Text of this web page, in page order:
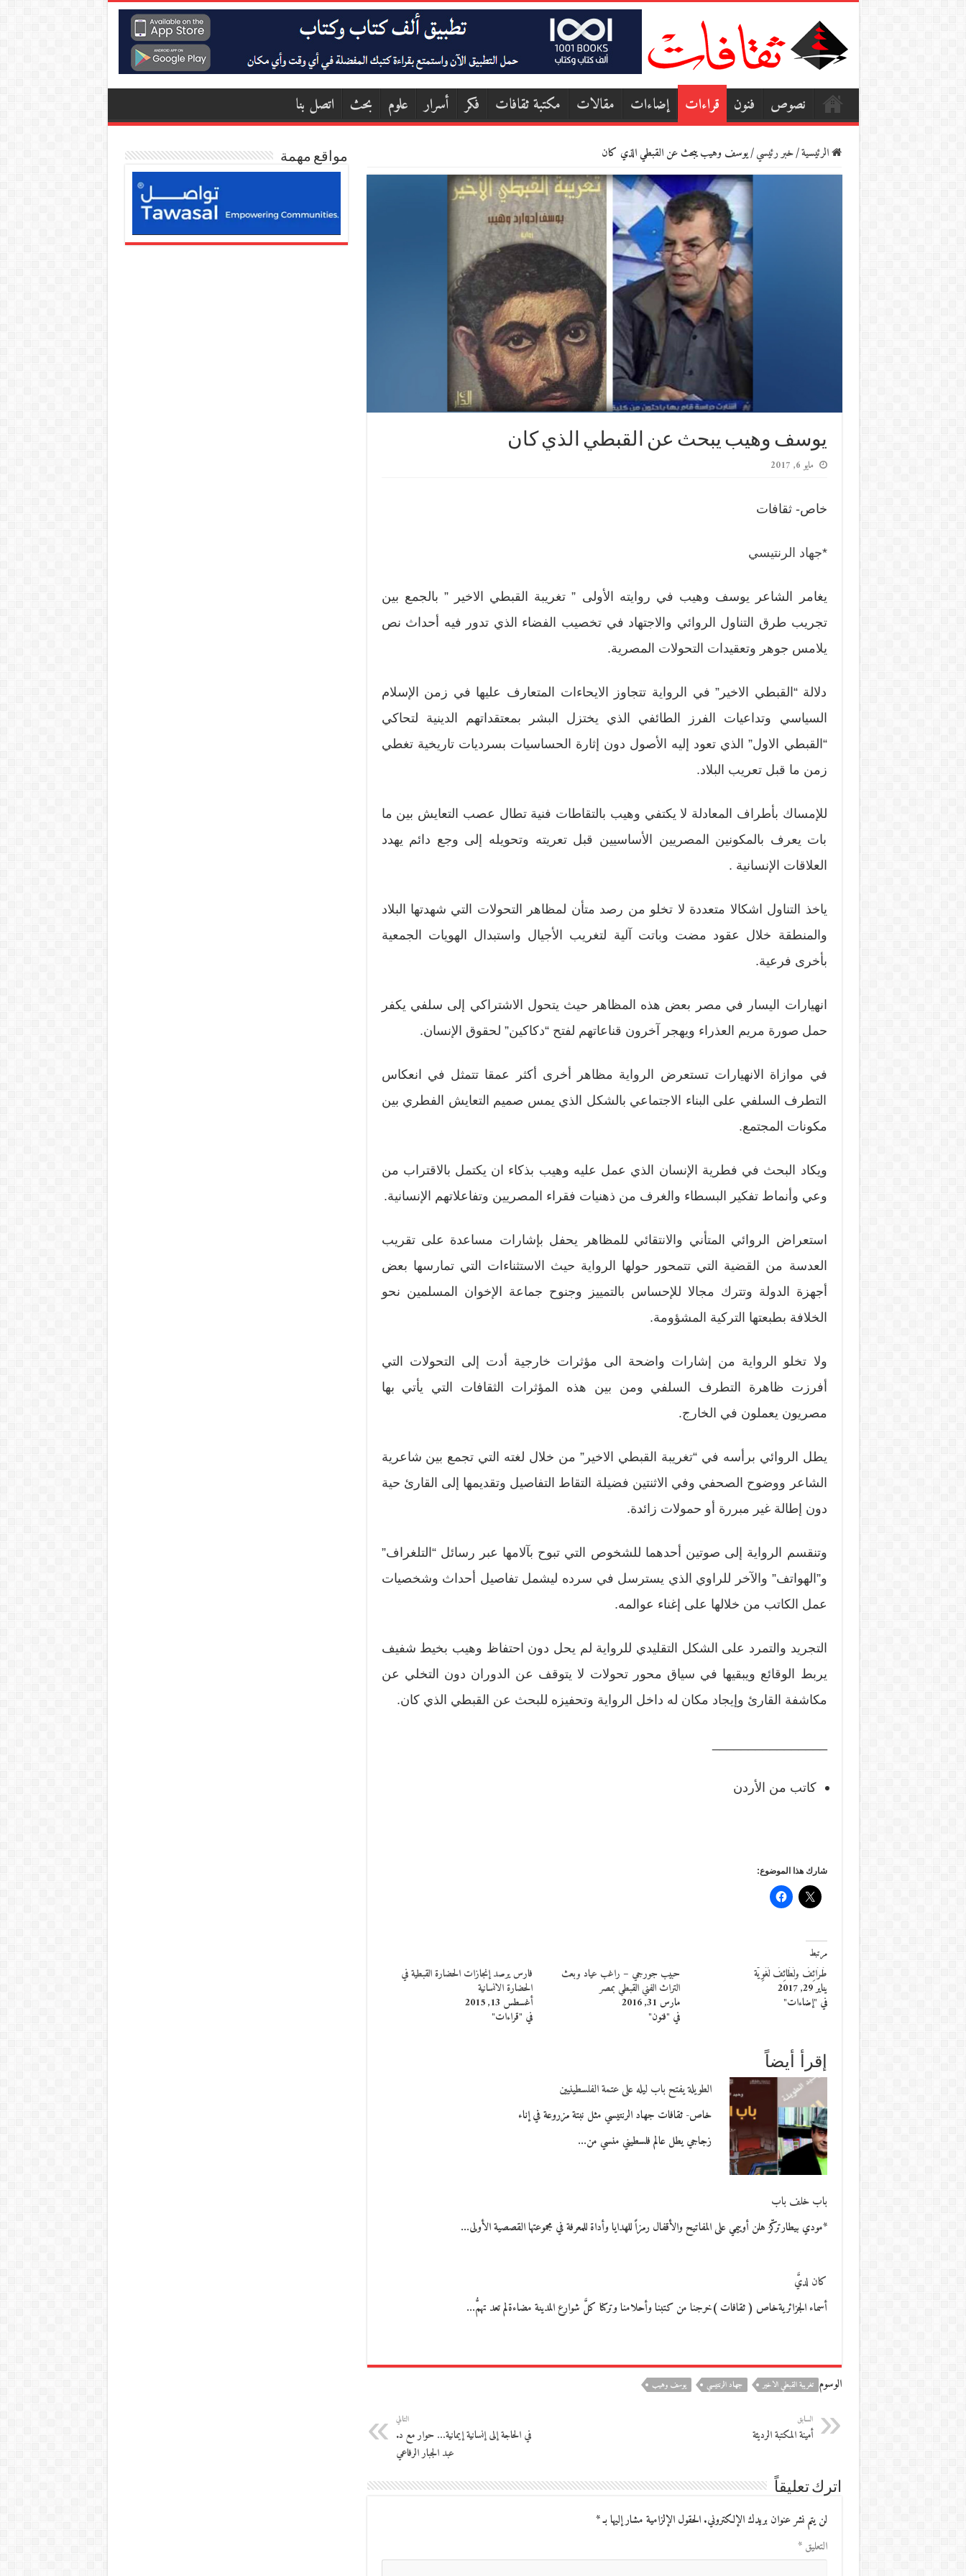
نصوص فنون قراءات إضاءات مقالات مكتبة ثقافات فكر أسرار علوم بحث اتصل بنا
الرئيسية/خبر رئيسي/يوسف وهيب يبحث عن القبطي الذي كان
يوسف وهيب يبحث عن القبطي الذي كان
مايو 6, 2017
خاص- ثقافات
*جهاد الرنتيسي
يغامر الشاعر يوسف وهيب في روايته الأولى ” تغريبة القبطي الاخير ” بالجمع بين
تجريب طرق التناول الروائي والاجتهاد في تخصيب الفضاء الذي تدور فيه أحداث نص
يلامس جوهر وتعقيدات التحولات المصرية.
دلالة “القبطي الاخير” في الرواية تتجاوز الايحاءات المتعارف عليها في زمن الإسلام
السياسي وتداعيات الفرز الطائفي الذي يختزل البشر بمعتقداتهم الدينية لتحاكي
“القبطي الاول” الذي تعود إليه الأصول دون إثارة الحساسيات بسرديات تاريخية تغطي
زمن ما قبل تعريب البلاد.
للإمساك بأطراف المعادلة لا يكتفي وهيب بالتقاطات فنية تطال عصب التعايش بين ما
بات يعرف بالمكونين المصريين الأساسيين قبل تعريته وتحويله إلى وجع دائم يهدد
العلاقات الإنسانية .
ياخذ التناول اشكالا متعددة لا تخلو من رصد متأن لمظاهر التحولات التي شهدتها البلاد
والمنطقة خلال عقود مضت وباتت آلية لتغريب الأجيال واستبدال الهويات الجمعية
بأخرى فرعية.
انهيارات اليسار في مصر بعض هذه المظاهر حيث يتحول الاشتراكي إلى سلفي يكفر
حمل صورة مريم العذراء ويهجر آخرون قناعاتهم لفتح “دكاكين” لحقوق الإنسان.
في موازاة الانهيارات تستعرض الرواية مظاهر أخرى أكثر عمقا تتمثل في انعكاس
التطرف السلفي على البناء الاجتماعي بالشكل الذي يمس صميم التعايش الفطري بين
مكونات المجتمع.
ويكاد البحث في فطرية الإنسان الذي عمل عليه وهيب بذكاء ان يكتمل بالاقتراب من
وعي وأنماط تفكير البسطاء والغرف من ذهنيات فقراء المصريين وتفاعلاتهم الإنسانية.
استعراض الروائي المتأني والانتقائي للمظاهر يحفل بإشارات مساعدة على تقريب
العدسة من القضية التي تتمحور حولها الرواية حيث الاستثناءات التي تمارسها بعض
أجهزة الدولة وتترك مجالا للإحساس بالتمييز وجنوح جماعة الإخوان المسلمين نحو
الخلافة بطبعتها التركية المشؤومة.
ولا تخلو الرواية من إشارات واضحة الى مؤثرات خارجية أدت إلى التحولات التي
أفرزت ظاهرة التطرف السلفي ومن بين هذه المؤثرات الثقافات التي يأتي بها
مصريون يعملون في الخارج.
يطل الروائي برأسه في “تغريبة القبطي الاخير” من خلال لغته التي تجمع بين شاعرية
الشاعر ووضوح الصحفي وفي الاثنتين فضيلة التقاط التفاصيل وتقديمها إلى القارئ حية
دون إطالة غير مبررة أو حمولات زائدة.
وتنقسم الرواية إلى صوتين أحدهما للشخوص التي تبوح بآلامها عبر رسائل “التلغراف”
و”الهواتف” والآخر للراوي الذي يسترسل في سرده ليشمل تفاصيل أحداث وشخصيات
عمل الكاتب من خلالها على إغناء عوالمه.
التجريد والتمرد على الشكل التقليدي للرواية لم يحل دون احتفاظ وهيب بخيط شفيف
يربط الوقائع ويبقيها في سياق محور تحولات لا يتوقف عن الدوران دون التخلي عن
مكاشفة القارئ وإيجاد مكان له داخل الرواية وتحفيزه للبحث عن القبطي الذي كان.
كاتب من الأردن
شارك هذا الموضوع:
مرتبط
طَرَائِفُ ولَطَائِفُ لُغَوِيَّة
يناير 29, 2017
في "إضاءات"
حبيب جورجي‮ – ‬راغب عياد وبعث
التراث الفني القبطي بمصر
مارس 31, 2016
في "فنون"
فارس يرصد إنجازات الحضارة القبطية في
الحضارة الانسانية
أغسطس 13, 2015
في "قراءات"
إقرأ أيضاً
الطويلة يفتح باب ليله على عتمة الفلسطينيين
خاص- ثقافات جهاد الرنتيسي مثل نبتة مزروعة في إناء
زجاجي يطل عالم فلسطيني منسي من…
باب خلف باب
*مودي بيطارتركّز هلن أوييمي على المفاتيح والأقفال رمزاً للهدايا وأداة للمعرفة في مجموعتها القصصية الأولى…
كان لديَّ
أسماء الجزائريةخاص ( ثقافات )خرجنا من كتبنا وأحلامنا وتركنا كلَّ شوارع المدينة مضاءةلم تعد تهمُّ…
الوسوم تغريبة القبطي الاخير جهاد الرنتيسي يوسف وهيب
السابق
أمينة المكتبة الرديئة
التالي
في الحاجة إلى إنسانية إيمانية… حوار مع د.
عبد الجبار الرفاعي
اترك تعليقاً
لن يتم نشر عنوان بريدك الإلكتروني. الحقول الإلزامية مشار إليها بـ*
التعليق*
مواقع مهمة